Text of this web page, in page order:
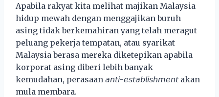
Apabila rakyat kita melihat majikan Malaysia
hidup mewah dengan menggajikan buruh
asing tidak berkemahiran yang telah meragut
peluang pekerja tempatan, atau syarikat
Malaysia berasa mereka diketepikan apabila
korporat asing diberi lebih banyak
kemudahan, perasaan 𝘢𝘯𝘵𝘪-𝘦𝘴𝘵𝘢𝘣𝘭𝘪𝘴𝘩𝘮𝘦𝘯𝘵 akan
mula membara.